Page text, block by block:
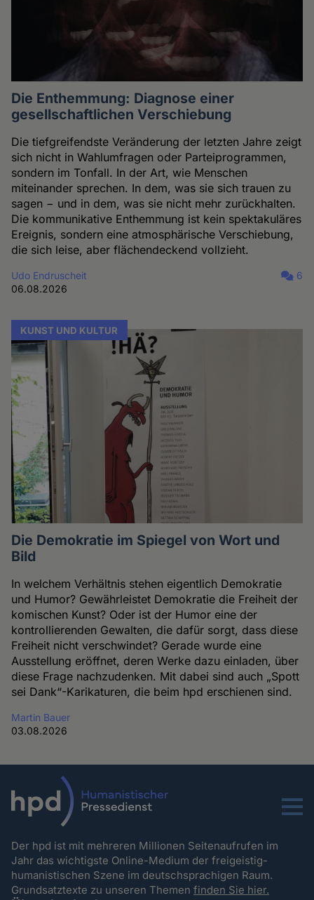
Die Enthemmung: Diagnose einer
gesellschaftlichen Verschiebung
Die tiefgreifendste Veränderung der letzten Jahre zeigt
sich nicht in Wahlumfragen oder Parteiprogrammen,
sondern im Tonfall. In der Art, wie Menschen
miteinander sprechen. In dem, was sie sich trauen zu
sagen − und in dem, was sie nicht mehr zurückhalten.
Die kommunikative Enthemmung ist kein spektakuläres
Ereignis, sondern eine atmosphärische Verschiebung,
die sich leise, aber flächendeckend vollzieht.
Udo Endruscheit
06.08.2026
6
KUNST UND KULTUR
Die Demokratie im Spiegel von Wort und
Bild
In welchem Verhältnis stehen eigentlich Demokratie
und Humor? Gewährleistet Demokratie die Freiheit der
komischen Kunst? Oder ist der Humor eine der
kontrollierenden Gewalten, die dafür sorgt, dass diese
Freiheit nicht verschwindet? Gerade wurde eine
Ausstellung eröffnet, deren Werke dazu einladen, über
diese Frage nachzudenken. Mit dabei sind auch „Spott
sei Dank“-Karikaturen, die beim hpd erschienen sind.
Martin Bauer
03.08.2026
Menu
Der hpd ist mit mehreren Millionen Seitenaufrufen im
Jahr das wichtigste Online-Medium der freigeistig-
humanistischen Szene im deutschsprachigen Raum.
Grundsatztexte zu unseren Themenfinden Sie hier.